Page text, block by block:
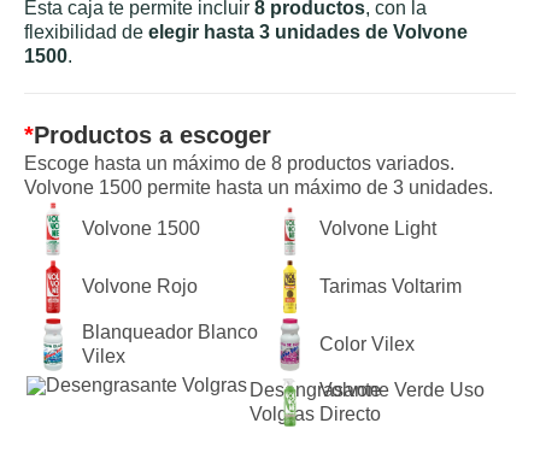
Esta caja te permite incluir 8 productos, con la
flexibilidad de elegir hasta 3 unidades de Volvone
1500.
*Productos a escoger
Escoge hasta un máximo de 8 productos variados.
Volvone 1500 permite hasta un máximo de 3 unidades.
Volvone 1500
Volvone Light
Volvone Rojo Tarimas Voltarim
Blanqueador Blanco
Vilex
Color Vilex
Desengrasante
Volgras
Volvone Verde Uso
Directo